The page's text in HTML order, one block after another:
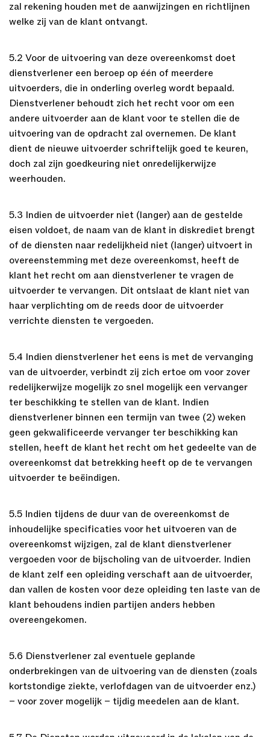
zal rekening houden met de aanwijzingen en richtlijnen
welke zij van de klant ontvangt.
5.2 Voor de uitvoering van deze overeenkomst doet
dienstverlener een beroep op één of meerdere
uitvoerders, die in onderling overleg wordt bepaald.
Dienstverlener behoudt zich het recht voor om een
andere uitvoerder aan de klant voor te stellen die de
uitvoering van de opdracht zal overnemen. De klant
dient de nieuwe uitvoerder schriftelijk goed te keuren,
doch zal zijn goedkeuring niet onredelijkerwijze
weerhouden.
5.3 Indien de uitvoerder niet (langer) aan de gestelde
eisen voldoet, de naam van de klant in diskrediet brengt
of de diensten naar redelijkheid niet (langer) uitvoert in
overeenstemming met deze overeenkomst, heeft de
klant het recht om aan dienstverlener te vragen de
uitvoerder te vervangen. Dit ontslaat de klant niet van
haar verplichting om de reeds door de uitvoerder
verrichte diensten te vergoeden.
5.4 Indien dienstverlener het eens is met de vervanging
van de uitvoerder, verbindt zij zich ertoe om voor zover
redelijkerwijze mogelijk zo snel mogelijk een vervanger
ter beschikking te stellen van de klant. Indien
dienstverlener binnen een termijn van twee (2) weken
geen gekwalificeerde vervanger ter beschikking kan
stellen, heeft de klant het recht om het gedeelte van de
overeenkomst dat betrekking heeft op de te vervangen
uitvoerder te beëindigen.
5.5 Indien tijdens de duur van de overeenkomst de
inhoudelijke specificaties voor het uitvoeren van de
overeenkomst wijzigen, zal de klant dienstverlener
vergoeden voor de bijscholing van de uitvoerder. Indien
de klant zelf een opleiding verschaft aan de uitvoerder,
dan vallen de kosten voor deze opleiding ten laste van de
klant behoudens indien partijen anders hebben
overeengekomen.
5.6 Dienstverlener zal eventuele geplande
onderbrekingen van de uitvoering van de diensten (zoals
kortstondige ziekte, verlofdagen van de uitvoerder enz.)
– voor zover mogelijk – tijdig meedelen aan de klant.